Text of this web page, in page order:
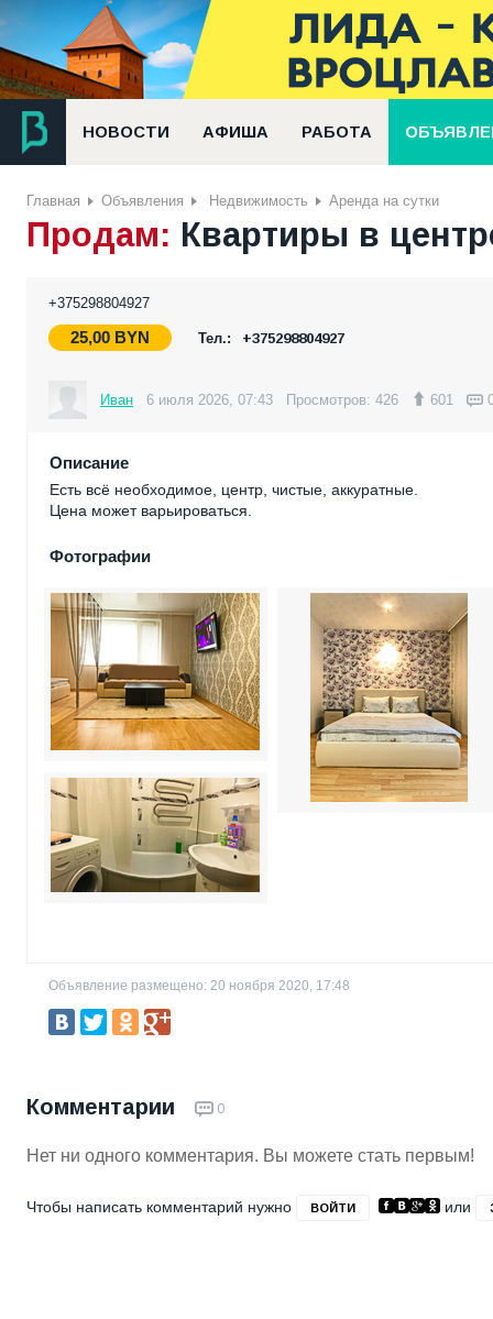
НОВОСТИ АФИША РАБОТА
Главная Объявления Недвижимость Аренда на сутки
Продам: Квартиры в
+375298804927
25,00 BYN Тел.: +375298804927
Иван 6 июля 2026, 07:43 Просмотров: 426 601
Описание
Есть всё необходимое, центр, чистые, аккуратные.
Цена может варьироваться.
Фотографии
Объявление размещено: 20 ноября 2020, 17:48
Комментарии 0
Нет ни одного комментария. Вы можете стать первым!
Чтобы написать комментарий нужно ВОЙТИ или